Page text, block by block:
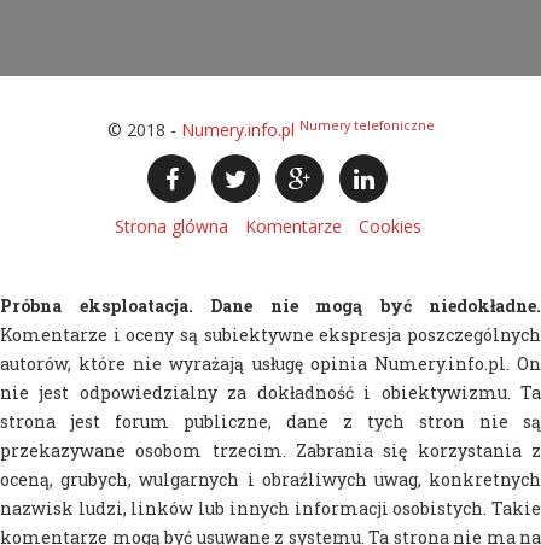
© 2018 - Numery.info.pl Numery telefoniczne
Strona glówna Komentarze Cookies
Próbna eksploatacja. Dane nie mogą być niedokładne.
Komentarze i oceny są subiektywne ekspresja poszczególnych
autorów, które nie wyrażają usługę opinia Numery.info.pl. On
nie jest odpowiedzialny za dokładność i obiektywizmu. Ta
strona jest forum publiczne, dane z tych stron nie są
przekazywane osobom trzecim. Zabrania się korzystania z
oceną, grubych, wulgarnych i obraźliwych uwag, konkretnych
nazwisk ludzi, linków lub innych informacji osobistych. Takie
komentarze mogą być usuwane z systemu. Ta strona nie ma na